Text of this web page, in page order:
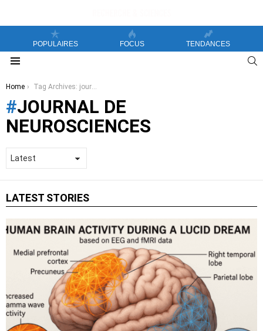
POPULAIRES FOCUS TENDANCES
You are here:
Home Tag Archives: journal de neurosciences
JOURNAL DE
NEUROSCIENCES
LATEST STORIES